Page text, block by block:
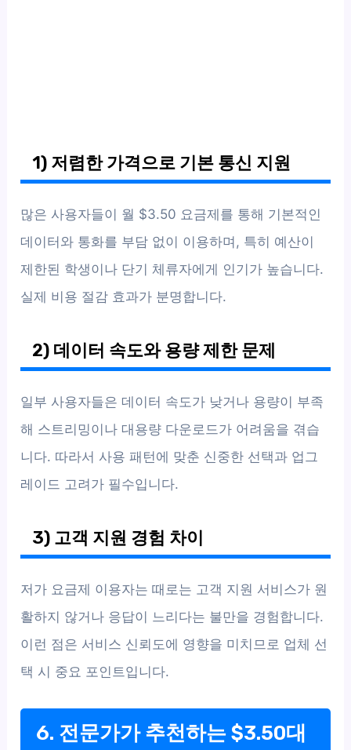
1) 저렴한 가격으로 기본 통신 지원
많은 사용자들이 월 $3.50 요금제를 통해 기본적인
데이터와 통화를 부담 없이 이용하며, 특히 예산이
제한된 학생이나 단기 체류자에게 인기가 높습니다.
실제 비용 절감 효과가 분명합니다.
2) 데이터 속도와 용량 제한 문제
일부 사용자들은 데이터 속도가 낮거나 용량이 부족
해 스트리밍이나 대용량 다운로드가 어려움을 겪습
니다. 따라서 사용 패턴에 맞춘 신중한 선택과 업그
레이드 고려가 필수입니다.
3) 고객 지원 경험 차이
저가 요금제 이용자는 때로는 고객 지원 서비스가 원
활하지 않거나 응답이 느리다는 불만을 경험합니다.
이런 점은 서비스 신뢰도에 영향을 미치므로 업체 선
택 시 중요 포인트입니다.
6. 전문가가 추천하는 $3.50대